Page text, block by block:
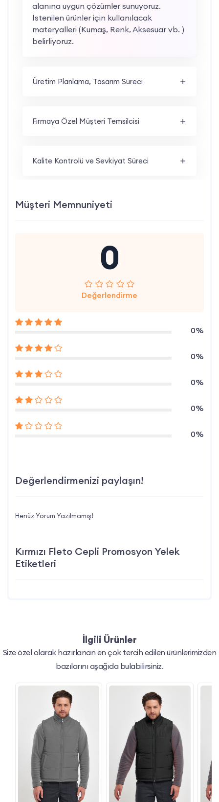
alanına uygun çözümler sunuyoruz.
İstenilen ürünler için kullanılacak
materyalleri (Kumaş, Renk, Aksesuar vb. )
belirliyoruz.
Üretim Planlama, Tasarım Süreci
Firmaya Özel Müşteri Temsilcisi
Kalite Kontrolü ve Sevkiyat Süreci
Müşteri Memnuniyeti
0
Değerlendirme
0%
0%
0%
0%
0%
Değerlendirmenizi paylaşın!
Henüz Yorum Yazılmamış!
Kırmızı Fleto Cepli Promosyon Yelek
Etiketleri
İlgili Ürünler
Size özel olarak hazırlanan en çok tercih edilen ürünlerimizden
bazılarını aşağıda bulabilirsiniz.